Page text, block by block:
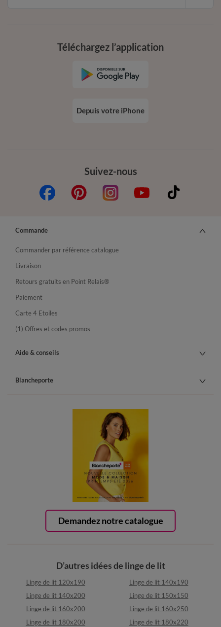
Suivez-nous
Téléchargez l’application
Depuis votre iPhone
Demandez notre catalogue
Commande
Commander par référence catalogue
Livraison
Retours gratuits en Point Relais®
Paiement
Carte 4 Etoiles
(1) Offres et codes promos
Aide & conseils
Blancheporte
D’autres idées de linge de lit
Linge de lit 120x190
Linge de lit 140x190
Linge de lit 140x200
Linge de lit 150x150
Linge de lit 160x200
Linge de lit 160x250
Linge de lit 180x200
Linge de lit 180x220